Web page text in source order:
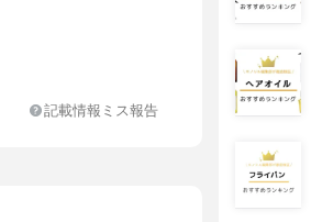
記載情報ミス報告